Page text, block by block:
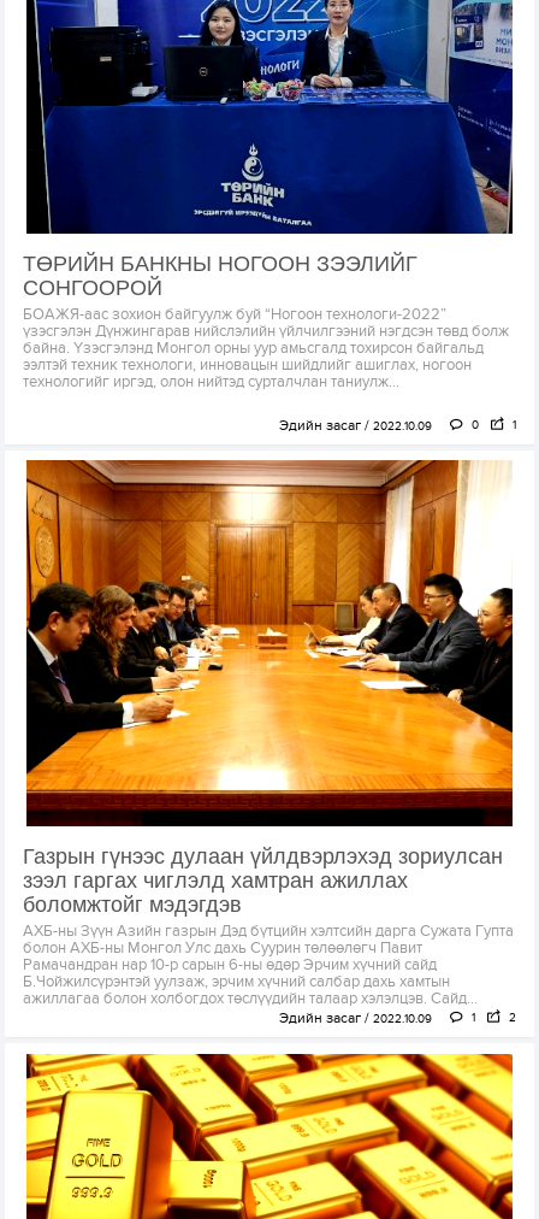
ТӨРИЙН БАНКНЫ НОГООН ЗЭЭЛИЙГ
СОНГООРОЙ
БОАЖЯ-аас зохион байгуулж буй “Ногоон технологи-2022”
үзэсгэлэн Дүнжингарав нийслэлийн үйлчилгээний нэгдсэн төвд болж
байна. Үзэсгэлэнд Монгол орны уур амьсгалд тохирсон байгальд
ээлтэй техник технологи, инновацын шийдлийг ашиглах, ногоон
технологийг иргэд, олон нийтэд сурталчлан таниулж...
Эдийн засаг 2022.10.09 0 1
Газрын гүнээс дулаан үйлдвэрлэхэд зориулсан
зээл гаргах чиглэлд хамтран ажиллах
боломжтойг мэдэгдэв
АХБ-ны Зүүн Азийн газрын Дэд бүтцийн хэлтсийн дарга Сужата Гупта
болон АХБ-ны Монгол Улс дахь Суурин төлөөлөгч Павит
Рамачандран нар 10-р сарын 6-ны өдөр Эрчим хүчний сайд
Б.Чойжилсүрэнтэй уулзаж, эрчим хүчний салбар дахь хамтын
ажиллагаа болон холбогдох төслүүдийн талаар хэлэлцэв. Сайд...
Эдийн засаг 2022.10.09 1 2